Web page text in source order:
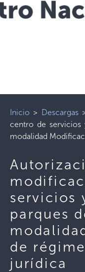
Inicio > Descargas
centro de servicios
modalidad
servicios
parques
de
jurídica